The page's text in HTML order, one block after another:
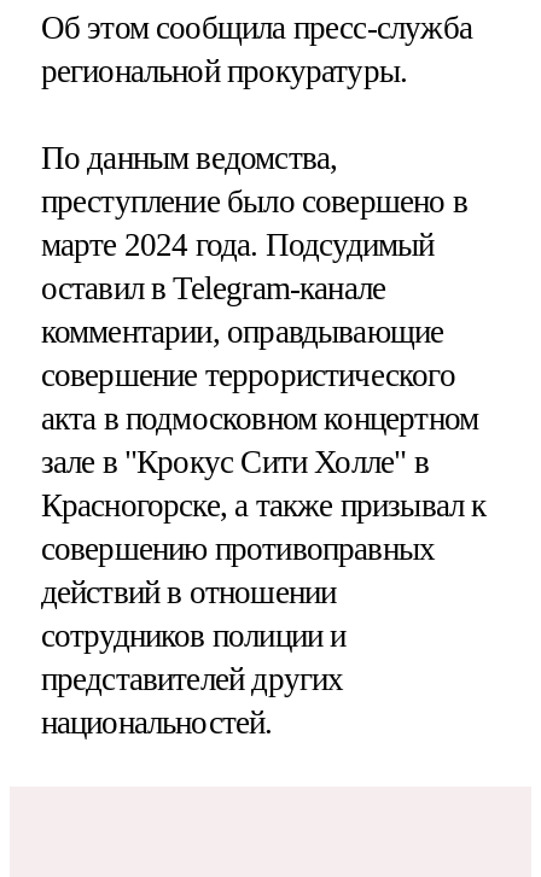
Об этом сообщила пресс-служба
региональной прокуратуры.
По данным ведомства,
преступление было совершено в
марте 2024 года. Подсудимый
оставил в Telegram-канале
комментарии, оправдывающие
совершение террористического
акта в подмосковном концертном
зале в "Крокус Сити Холле" в
Красногорске, а также призывал к
совершению противоправных
действий в отношении
сотрудников полиции и
представителей других
национальностей.